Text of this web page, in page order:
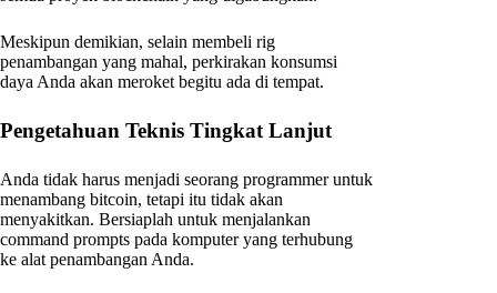
Meskipun demikian, selain membeli rig
penambangan yang mahal, perkirakan konsumsi
daya Anda akan meroket begitu ada di tempat.
Pengetahuan Teknis Tingkat Lanjut
Anda tidak harus menjadi seorang programmer untuk
menambang bitcoin, tetapi itu tidak akan
menyakitkan. Bersiaplah untuk menjalankan
command prompts pada komputer yang terhubung
ke alat penambangan Anda.